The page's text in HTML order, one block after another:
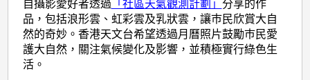
自攝影愛好者透過 「社區天氣觀測計劃」 分享的作
品，包括浪形雲、虹彩雲及乳狀雲，讓巿民欣賞大自
然的奇妙。香港天文台希望透過月曆照片鼓勵巿民愛
護大自然，關注氣候變化及影響，並積極實行綠色生
活。